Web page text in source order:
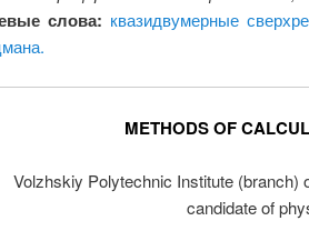
слова: квазидвумерные
METHODS OF
Volzhskiy Polytechnic Institute (branch)
candidate of